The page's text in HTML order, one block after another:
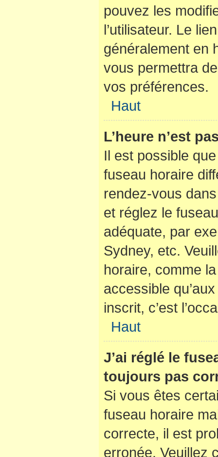
pouvez les
l’utilisateur. Le
généralement en
vous permettra
vos préférences.
Haut
L’heure n’est
Il est possible
fuseau horaire
rendez-vous
et réglez le
adéquate, par
Sydney, etc.
horaire, comme
accessible
inscrit, c’est
Haut
J’ai réglé le
toujours pas
Si vous êtes
fuseau horaire
correcte, il est
erronée. Veuillez